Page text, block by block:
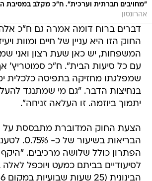
"מחויבים חברתית וערכית". ח"כ מקלב במסיבת
אהרונסון
דברים ברוח דומה אמרה גם ח"כ
החוק הזו היא עניין של חיים ומוות
המשפחות, יש כאן שעת רצון ואני
עם כל סיעות הבית". ח"כ סמוטריץ'
שמפלגתו מחזיקה בתפיסה כלכלית
בנחיצות הדבר. "גם מי שמתנגד
יתמוך ביוזמה. זו העלאה זניחה".
הצעת החוק המדוברת מתבססת
הבריאות
הפתרון כולל שלושה מרכיבים. "היקף
לסיעודיים בביתם כמעט ויוכפל